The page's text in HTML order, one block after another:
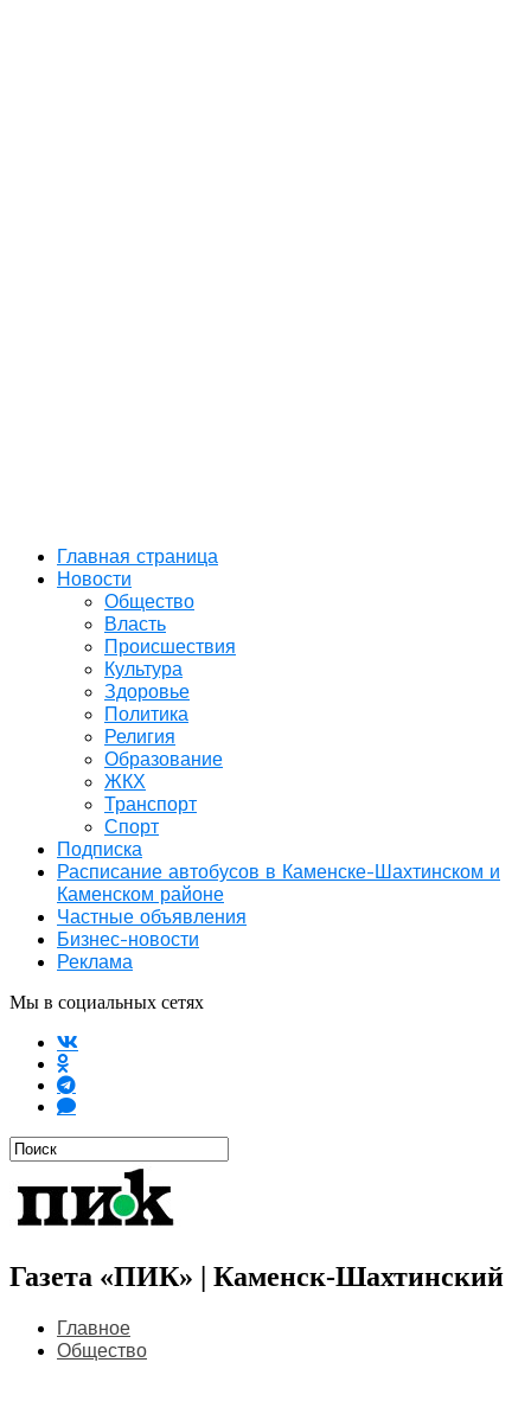
Главная страница
Новости
Общество
Власть
Происшествия
Культура
Здоровье
Политика
Религия
Образование
ЖКХ
Транспорт
Спорт
Подписка
Расписание автобусов в Каменске-Шахтинском и
Каменском районе
Частные объявления
Бизнес-новости
Реклама
Мы в социальных сетях
Газета «ПИК» | Каменск-Шахтинский
Главное
Общество